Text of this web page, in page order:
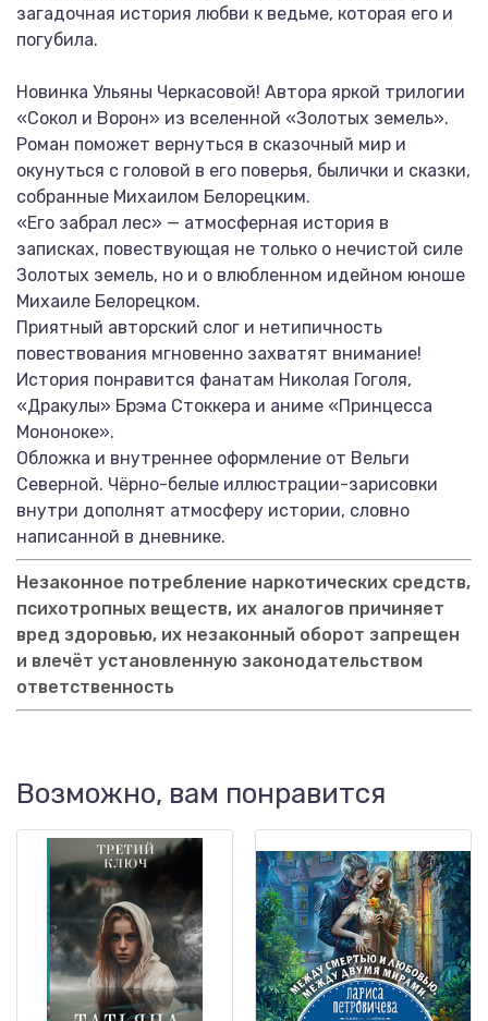
загадочная история любви к ведьме, которая его и
погубила.
Новинка Ульяны Черкасовой! Автора яркой трилогии
«Сокол и Ворон» из вселенной «Золотых земель».
Роман поможет вернуться в сказочный мир и
окунуться с головой в его поверья, былички и сказки,
собранные Михаилом Белорецким.
«Его забрал лес» — атмосферная история в
записках, повествующая не только о нечистой силе
Золотых земель, но и о влюбленном идейном юноше
Михаиле Белорецком.
Приятный авторский слог и нетипичность
повествования мгновенно захватят внимание!
История понравится фанатам Николая Гоголя,
«Дракулы» Брэма Стоккера и аниме «Принцесса
Мононоке».
Обложка и внутреннее оформление от Вельги
Северной. Чёрно-белые иллюстрации-зарисовки
внутри дополнят атмосферу истории, словно
написанной в дневнике.
Незаконное потребление наркотических средств,
психотропных веществ, их аналогов причиняет
вред здоровью, их незаконный оборот запрещен
и влечёт установленную законодательством
ответственность
Возможно, вам понравится